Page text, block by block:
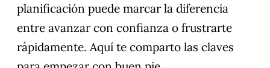
planificación puede marcar la diferencia
entre avanzar con confianza o frustrarte
rápidamente. Aquí te comparto las claves